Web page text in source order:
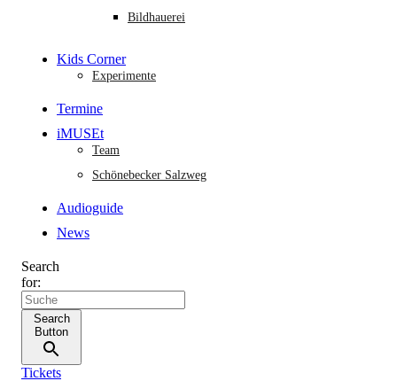
Bildhauerei
Kids Corner
Experimente
Termine
iMUSEt
Team
Schönebecker Salzweg
Audioguide
News
Search
for:
Search
Button
Tickets